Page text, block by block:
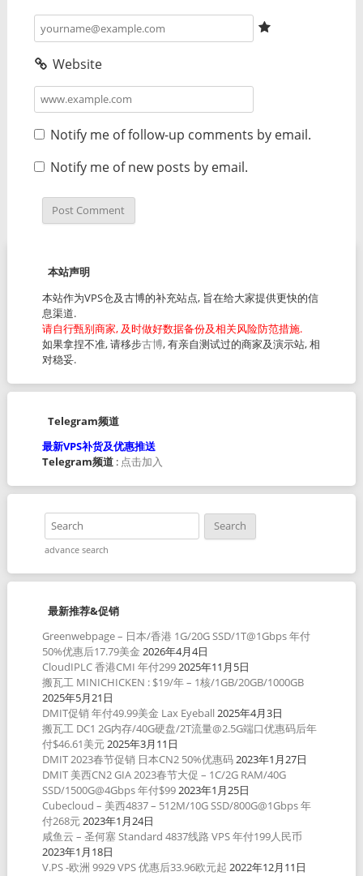
Website
Notify me of follow-up comments by email.
Notify me of new posts by email.
本站声明
本站作为VPS仓及古博的补充站点, 旨在给大家提供更快的信
息渠道.
请自行甄别商家, 及时做好数据备份及相关风险防范措施.
如果拿捏不准, 请移步古博, 有亲自测试过的商家及演示站, 相
对稳妥.
Telegram频道
最新VPS补货及优惠推送
Telegram频道: 点击加入
advance search
最新推荐&促销
Greenwebpage – 日本/香港 1G/20G SSD/1T@1Gbps 年付
50%优惠后17.79美金 2026年4月4日
CloudIPLC 香港CMI 年付2992025年11月5日
搬瓦工 MINICHICKEN : $19/年 – 1核/1GB/20GB/1000GB
2025年5月21日
DMIT促销 年付49.99美金 Lax Eyeball 2025年4月3日
搬瓦工 DC1 2G内存/40G硬盘/2T流量@2.5G端口优惠码后年
付$46.61美元2025年3月11日
DMIT 2023春节促销 日本CN2 50%优惠码2023年1月27日
DMIT 美西CN2 GIA 2023春节大促 – 1C/2G RAM/40G
SSD/1500G@4Gbps 年付$992023年1月25日
Cubecloud – 美西4837 – 512M/10G SSD/800G@1Gbps 年
付268元2023年1月24日
咸鱼云 – 圣何塞 Standard 4837线路 VPS 年付199人民币
2023年1月18日
V.PS -欧洲 9929 VPS 优惠后33.96欧元起 2022年12月11日